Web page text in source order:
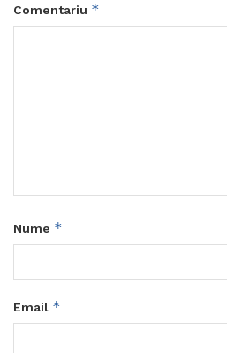
Comentariu *
Nume *
Email *